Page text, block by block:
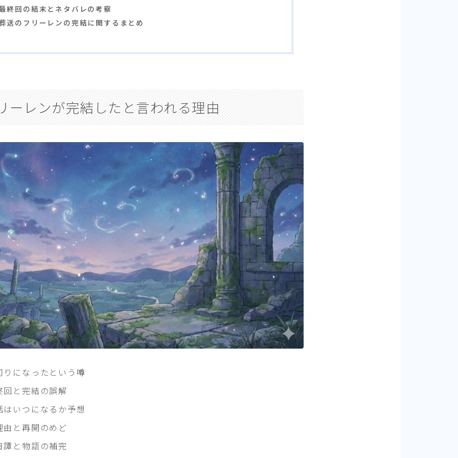
終回の結末とネタバレの考察
送のフリーレンの完結に関するまとめ
ーレンが完結したと言われる理由
りになったという噂
と完結の誤解
いつになるか予想
と再開のめど
と物語の補完